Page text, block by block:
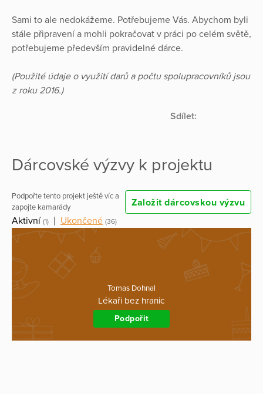
Sami to ale nedokážeme. Potřebujeme Vás. Abychom byli
stále připravení a mohli pokračovat v práci po celém světě,
potřebujeme především pravidelné dárce.
(Použité údaje o využití darů a počtu spolupracovníků jsou
z roku 2016.)
Sdílet:
Dárcovské výzvy k projektu
Podpořte tento projekt ještě víc a
zapojte kamarády
Založit dárcovskou výzvu
Aktivní (1) | Ukončené (36)
Tomas Dohnal
Lékaři bez hranic
Podpořit